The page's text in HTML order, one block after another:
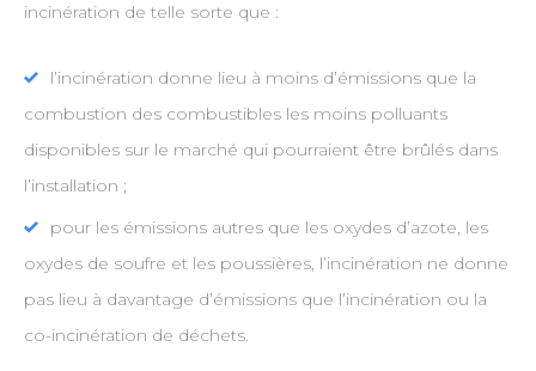
incinération de telle sorte que :
l’incinération donne lieu à moins d’émissions que la
combustion des combustibles les moins polluants
disponibles sur le marché qui pourraient être brûlés dans
l’installation ;
pour les émissions autres que les oxydes d’azote, les
oxydes de soufre et les poussières, l’incinération ne donne
pas lieu à davantage d’émissions que l’incinération ou la
co-incinération de déchets.